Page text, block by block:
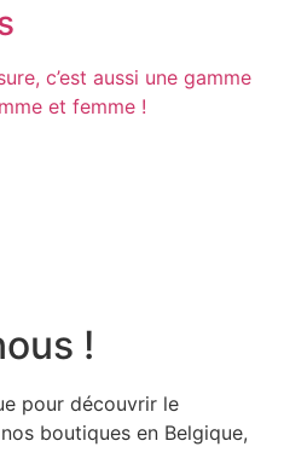
c’est aussi une gamme
et femme !
!
pour découvrir le
boutiques en Belgique,